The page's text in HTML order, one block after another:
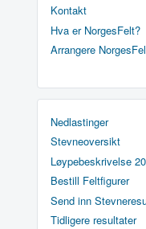
Kontakt
Hva er NorgesFelt?
Arrangere
Nedlastinger
Stevneoversikt
Løypebeskrivelse
Bestill Feltfigurer
Send inn
Tidligere resultater